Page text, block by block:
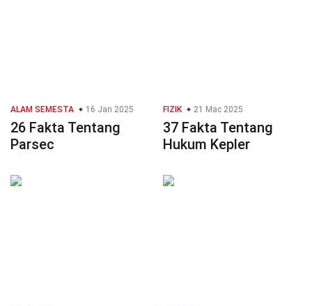
ALAM SEMESTA 16 Jan 2025
26 Fakta Tentang
Parsec
FIZIK 21 Mac 2025
37 Fakta Tentang
Hukum Kepler